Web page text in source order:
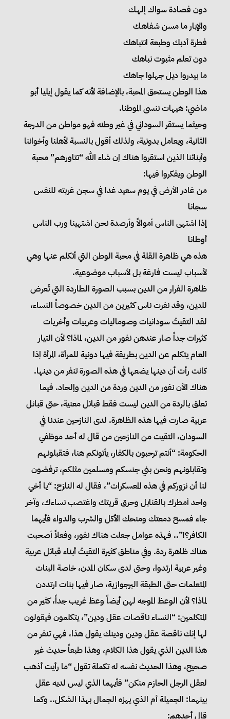
دون فصادة سواك إلهـك
والإبار ما مسن شفاهـك
فطرة أدبك وطبعة انتباهك
دون تعلم مثبوت نباهك
ما بيدروا ديل جهلوا جاهك
هذا الوطن يستحق المحبة، بالإضافة لأنه كما يقول إيليا أبو
ماضي: هيهات ننسى الموطنا.
وحيثما يستقر السوداني في غير وطنه فهو مواطن من الدرجة
الثانية، ويعامل بدونية، ولذلك أقول بالنسبة لأهلنا وأخواننا
وأبنائنا الذين استقروا هناك إن شاء الله “تتاورهم” محبة
الوطن ويفكروا فيها:
من غادر الأرض في يوم سعيد غدا في سجن غربته للنفس
سجانا
إذا اشتهى الناس أموالاً وأرصدة نحن اشتهينا ورب الناس
أوطانا
هذه هي ظاهرة القلة في محبة الوطن التي أتكلم عنها وهي
لأسباب ليست فارغة بل لأسباب موضوعية.
ظاهرة الفرار من الدين بسبب الصورة الطاردة التي تُعرض
للدين، وقد نفرت ناس كثيرين من الدين خصوصاً النساء،
لقد التقيتُ سودانيات وصوماليات وعربيات وأخريات
كثيرات جداً صار عندهن نفور من الدين، لماذا؟ لأن التيار
العام يتكلم عن الدين بطريقة فيها دونية للمرأة، المرأة إذا
كانت رأت أن دينها يضعها في هذه الصورة تنفر من دينها.
هناك الآن نفور من الدين وردة من الدين وإلحاد. فيما
تعلق بالردة من الدين ليست فقط قبائل معنية، حتى قبائل
عربية صارت فيها هذه الظاهرة. لدى النازحين عندنا في
السودان، التقيت من النازحين من قال له أحد موظفي
الحكومة: “أنتم ترحبون بالكفار، يأتونكم هنا، فتقبلونهم
وتقابلونهم ونحن بني جنسكم ومسلمين مثلكم، ترفضون
لنا أن نزوركم في هذه المعسكرات”، فقال له النازح: “يا أخي
واحد أمطرك بالقنابل وحرق قريتك واغتصب نساءك، وآخر
جاء فمسح دمعتك ومنحك الأكل والشرب والدواء فأيهما
الكافر؟!”.. فهذه عوامل جعلت هناك نفور، وفعلاً أصحبت
هناك ظاهرة ردة. وفي مناطق كثيرة التقيتُ أبناء قبائل عربية
وغير عربية ارتدوا، وحتى لدى سكان المدن، خاصة البنات
المتعلمات حتى الطبقة البرجوازية، صار فيها بنات ارتددن
لماذا؟ لأن الوعظ الموجه لهن أيضاً وعظ غريب جداً، كثير من
المتكلمين: “النساء ناقصات عقل ودين”، يتكلمون فيقولون
لها إنك ناقصة عقل ودين ودينك يقول هذا، فهي تنفر من
هذا الدين الذي يقول هذا الكلام، وهذا طبعاً حديث غير
صحيح، وهذا الحديث نفسه له تكملة تقول “ما رأيت أذهب
لعقل الرجل الحازم منكن” فأيهما الذي ليس لديه عقل
بينهما: الجميلة أم الذي يهزه الجمال بهذا الشكل.. وكما
قال أحدهم: